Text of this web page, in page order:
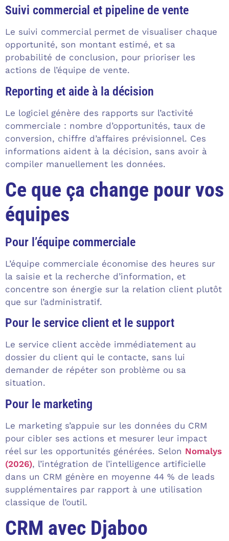
Suivi commercial et pipeline de vente
Le suivi commercial permet de visualiser chaque
opportunité, son montant estimé, et sa
probabilité de conclusion, pour prioriser les
actions de l’équipe de vente.
Reporting et aide à la décision
Le logiciel génère des rapports sur l’activité
commerciale : nombre d’opportunités, taux de
conversion, chiffre d’affaires prévisionnel. Ces
informations aident à la décision, sans avoir à
compiler manuellement les données.
Ce que ça change pour vos
équipes
Pour l’équipe commerciale
L’équipe commerciale économise des heures sur
la saisie et la recherche d’information, et
concentre son énergie sur la relation client plutôt
que sur l’administratif.
Pour le service client et le support
Le service client accède immédiatement au
dossier du client qui le contacte, sans lui
demander de répéter son problème ou sa
situation.
Pour le marketing
Le marketing s’appuie sur les données du CRM
pour cibler ses actions et mesurer leur impact
réel sur les opportunités générées. Selon Nomalys
(2026), l’intégration de l’intelligence artificielle
dans un CRM génère en moyenne 44 % de leads
supplémentaires par rapport à une utilisation
classique de l’outil.
CRM avec Djaboo